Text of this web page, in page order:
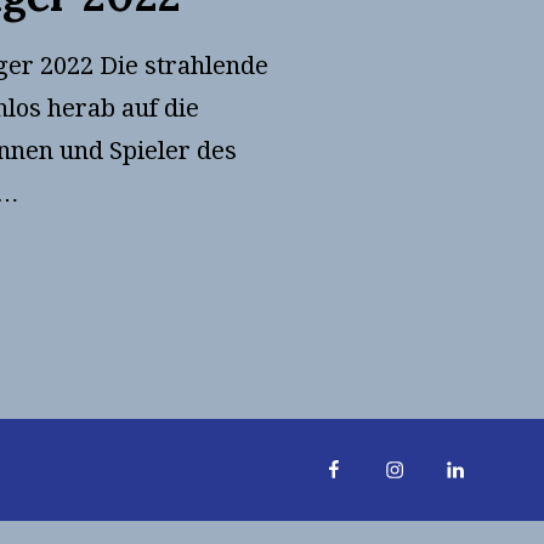
2022 Die strahlende
herab auf die
und Spieler des
Facebook